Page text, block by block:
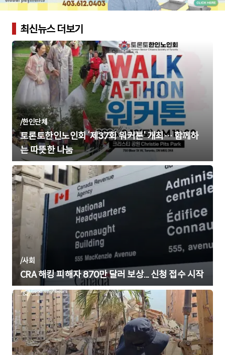
최신뉴스 더보기
/한인단체
토론토한인노인회 ‘제37회 워커톤’ 개최… 함께하
는 따뜻한 나눔
/사회
CRA 해킹 피해자 870만 달러 보상... 신청 접수 시작